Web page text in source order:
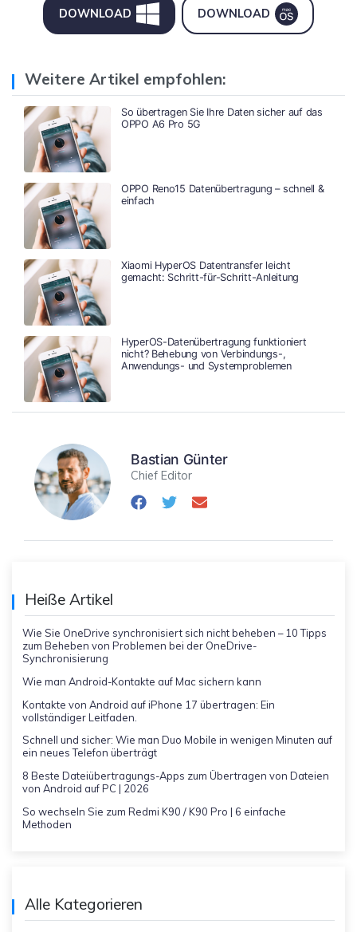
DOWNLOAD DOWNLOAD
Weitere Artikel empfohlen:
So übertragen Sie Ihre Daten sicher auf das
OPPO A6 Pro 5G
OPPO Reno15 Datenübertragung – schnell &
einfach
Xiaomi HyperOS Datentransfer leicht
gemacht: Schritt-für-Schritt-Anleitung
HyperOS-Datenübertragung funktioniert
nicht? Behebung von Verbindungs-,
Anwendungs- und Systemproblemen
Bastian Günter
Chief Editor
Heiße Artikel
Wie Sie OneDrive synchronisiert sich nicht beheben – 10 Tipps
zum Beheben von Problemen bei der OneDrive-
Synchronisierung
Wie man Android-Kontakte auf Mac sichern kann
Kontakte von Android auf iPhone 17 übertragen: Ein
vollständiger Leitfaden.
Schnell und sicher: Wie man Duo Mobile in wenigen Minuten auf
ein neues Telefon überträgt
8 Beste Dateiübertragungs-Apps zum Übertragen von Dateien
von Android auf PC | 2026
So wechseln Sie zum Redmi K90 / K90 Pro | 6 einfache
Methoden
Alle Kategorieren